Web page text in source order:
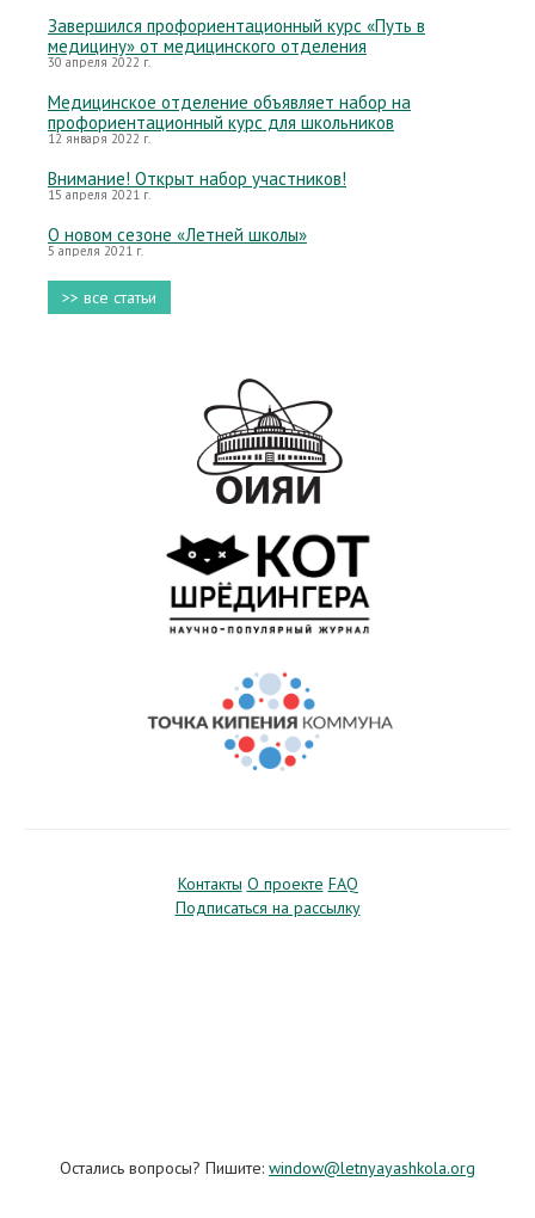
Завершился профориентационный курс «Путь в
медицину» от медицинского отделения
30 апреля 2022 г.
Медицинское отделение объявляет набор на
профориентационный курс для школьников
12 января 2022 г.
Внимание! Открыт набор участников!
15 апреля 2021 г.
О новом сезоне «Летней школы»
5 апреля 2021 г.
>> все статьи
Контакты О проекте FAQ
Подписаться на рассылку
Остались вопросы? Пишите: window@letnyayashkola.org